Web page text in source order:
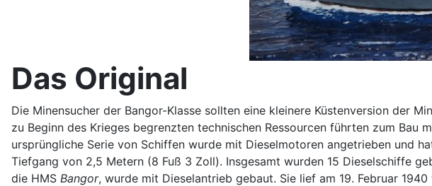
Das Original
Die Minensucher der Bangor-Klasse sollten eine kleinere Küstenversion der
zu Beginn des Krieges begrenzten technischen Ressourcen führten zum
ursprüngliche Serie von Schiffen wurde mit Dieselmotoren angetrieben und
Tiefgang von 2,5 Metern (8 Fuß 3 Zoll). Insgesamt wurden 15 Dieselschiffe
die HMS Bangor, wurde mit Dieselantrieb gebaut. Sie lief am 19. Februar